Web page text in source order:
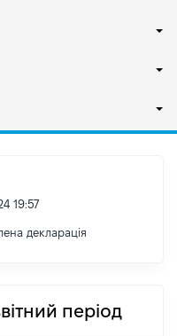
19:57
декларація
період